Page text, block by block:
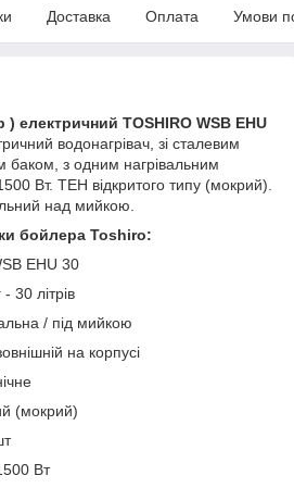
Доставка Оплата Умови
електричний TOSHIRO WSB EHU
водонагрівач, зі сталевим
баком, з одним нагрівальним
Вт. ТЕН відкритого типу (мокрий).
над мийкою.
бойлера Toshiro:
EHU 30
30 літрів
/ під мийкою
на корпусі
(мокрий)
Вт